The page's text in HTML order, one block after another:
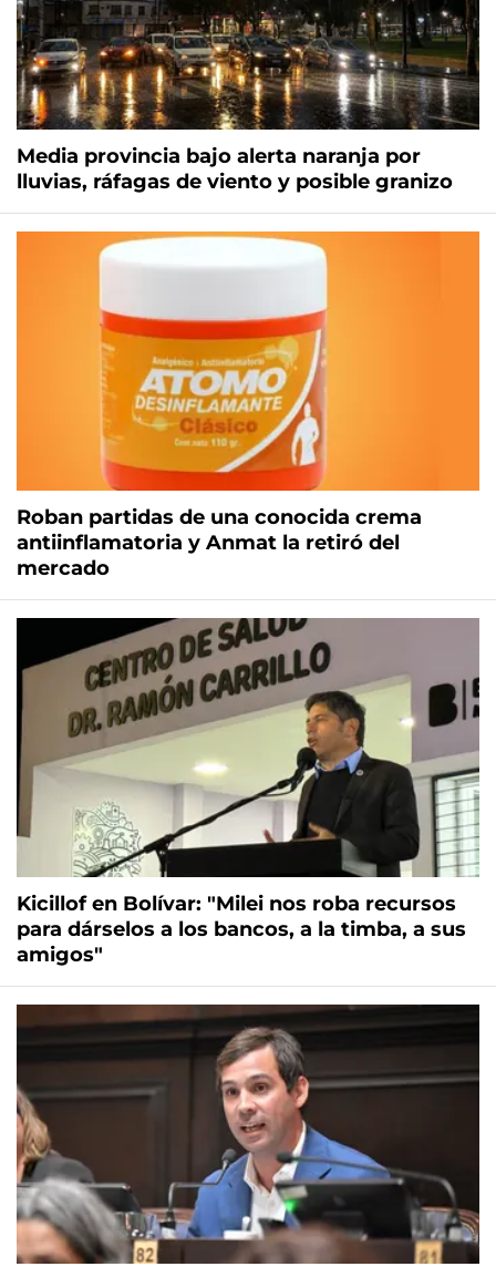
Media provincia bajo alerta naranja por
lluvias, ráfagas de viento y posible granizo
Roban partidas de una conocida crema
antiinflamatoria y Anmat la retiró del
mercado
Kicillof en Bolívar: "Milei nos roba recursos
para dárselos a los bancos, a la timba, a sus
amigos"